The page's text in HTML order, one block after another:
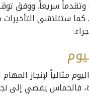
وتقدماً سريعاً. ووفق
كما ستتلاشى
مثالياً لإنجاز
يفضي إلى